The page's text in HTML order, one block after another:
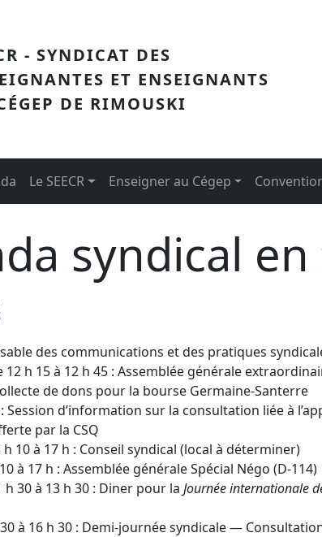
- SYNDICAT DES
ET ENSEIGNANTS
DE RIMOUSKI
Le SEECR Enseigner au Cégep
syndical
des communications et des pratiques
12 h 15 à 12 h 45 : Assemblée générale
de dons pour la bourse Germaine-Santerre
Session d’information sur la consultation liée à
par la CSQ
10 à 17 h : Conseil syndical (local à déterminer)
à 17 h : Assemblée générale Spécial Négo (D-114)
30 à 13 h 30 : Diner pour la Journée internationale
à 16 h 30 : Demi-journée syndicale —